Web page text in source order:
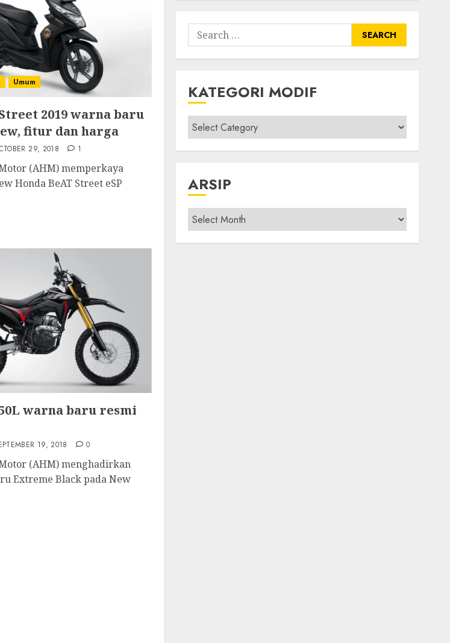
Umum
2019 warna baru
fitur dan harga
29, 2018 1
(AHM) memperkaya
Honda BeAT Street eSP
warna baru resmi
19, 2018 0
(AHM) menghadirkan
Extreme Black pada New
Search
for:
KATEGORI MODIF
Kategori
modif
ARSIP
Arsip